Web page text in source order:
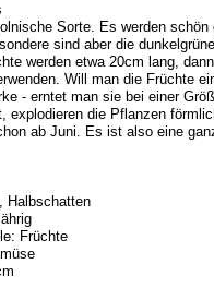
Sorte. Es werden
sind aber die
werden etwa 20cm lang,
Will man die Früchte
- erntet man sie bei einer
explodieren die Pflanzen
ab Juni. Es ist also eine
Halbschatten
Früchte